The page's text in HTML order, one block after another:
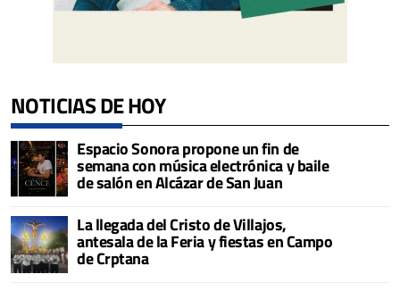
NOTICIAS DE HOY
Espacio Sonora propone un fin de
semana con música electrónica y baile
de salón en Alcázar de San Juan
La llegada del Cristo de Villajos,
antesala de la Feria y fiestas en Campo
de Crptana